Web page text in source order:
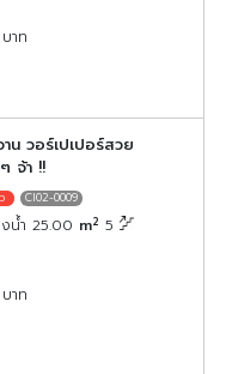
บาท
น วอร์เปเปอร์สวย
จ้า !!
CI02-0009
น้ำ 25.00 m2 5
บาท